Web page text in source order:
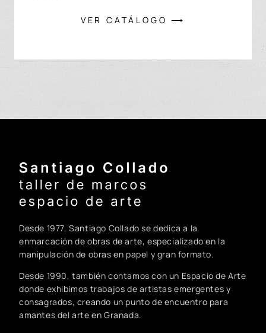
VER CATÁLOGO ⟶
Desde 1977, Santiago Collado se dedica a la
enmarcación de obras de arte, especializado en la
manipulación de obras en papel y gran formato.
Desde 1990, también contamos con un Espacio de Arte
donde exhibimos trabajos de artistas emergentes y
consagrados, creando un punto de encuentro para
amantes del arte en Granada.